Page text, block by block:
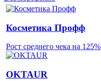
Косметика Профф
Рост среднего чека на 125%
OKTAUR